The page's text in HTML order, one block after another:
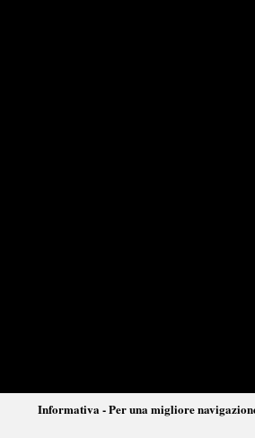
Informativa - Per una migliore